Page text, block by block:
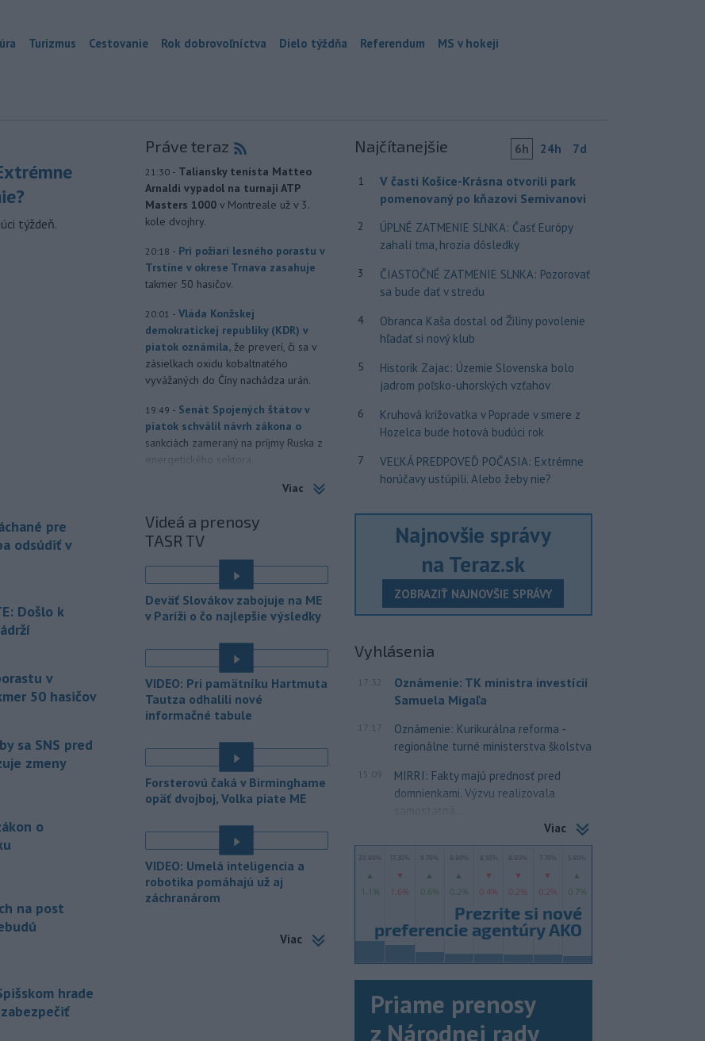
Turizmus Cestovanie Rok dobrovoľníctva Dielo týždňa Referendum MS v hokeji
týždeň.
pre
odsúdiť v
Došlo k
v
50 hasičov
sa SNS pred
zmeny
o
na post
hrade
Práve teraz
21:30 - Taliansky tenista Matteo
Arnaldi vypadol na turnaji ATP
Masters 1000 v Montreale už v 3.
kole dvojhry.
20:18 - Pri požiari lesného porastu v
Trstíne v okrese Trnava zasahuje
takmer 50 hasičov.
20:01 - Vláda Konžskej
demokratickej republiky (KDR) v
piatok oznámila, že preverí, či sa v
zásielkach oxidu kobaltnatého
vyvážaných do Číny nachádza urán.
19:49 - Senát Spojených štátov v
piatok schválil návrh zákona o
sankciách zameraný na príjmy Ruska z
energetického sektora.
Slovenská polícia prispela k
ktorý sa podarilo ukončiť
právoplatným odsúdením páchateľa v
15:21 - Piatkový požiar v
bratislavskej rafinérii Slovnaft je
pod kontrolou.Príčina jeho vzniku
TASR to potvrdil hovorca rafinérie
Anton Molnár.
15:17 - Ministerstvo kultúry (MK) SR
upraví verziu opatrenia o
pôsobnosti rezortu.
14:17 -
V bratislavskej rafinérii
Slovnaft horí uskladnený ropný
produkt.
TASR o tom informovala
rafinéria s tým, že obyvateľom nehrozí
13:50 - Jedným zo zdravotných rizík
na festivale môže byť vyššia
úroveň hluku. Je preto dobré držať sa
chrániče sluchu či dodržiavať
Viac
Videá a prenosy
TASR TV
Deväť Slovákov zabojuje na ME
v Paríži o čo najlepšie výsledky
VIDEO: Pri pamätníku Hartmuta
Tautza odhalili nové
informačné tabule
Forsterovú čaká v Birminghame
opäť dvojboj, Volka piate ME
VIDEO: Umelá inteligencia a
robotika pomáhajú už aj
záchranárom
Viac
Najčítanejšie 6h 24h 7d
1
V časti Košice-Krásna otvorili park
pomenovaný po kňazovi Semivanovi
2
ÚPLNÉ ZATMENIE SLNKA: Časť Európy
zahalí tma, hrozia dôsledky
3
ČIASTOČNÉ ZATMENIE SLNKA: Pozorovať
sa bude dať v stredu
4
Obranca Kaša dostal od Žiliny povolenie
hľadať si nový klub
5
Historik Zajac: Územie Slovenska bolo
jadrom poľsko-uhorských vzťahov
6
Kruhová križovatka v Poprade v smere z
Hozelca bude hotová budúci rok
7
VEĽKÁ PREDPOVEĎ POČASIA: Extrémne
horúčavy ustúpili. Alebo žeby nie?
Najnovšie správy
na Teraz.sk
ZOBRAZIŤ NAJNOVŠIE SPRÁVY
Vyhlásenia
17:32
Oznámenie: TK ministra investícií
Samuela Migaľa
17:17
Oznámenie: Kurikurálna reforma -
regionálne turné ministerstva školstva
15:09
MIRRI: Fakty majú prednosť pred
domnienkami. Výzvu realizovala
samostatná...
Viac
Priame prenosy
z Národnej rady